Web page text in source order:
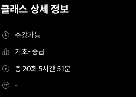
클래스 상세 정보
수강가능
기초~중급
총 20회 5시간 51분
-